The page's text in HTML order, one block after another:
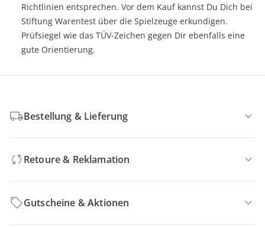
Richtlinien entsprechen. Vor dem Kauf kannst Du Dich bei
Stiftung Warentest über die Spielzeuge erkundigen.
Prüfsiegel wie das TÜV-Zeichen gegen Dir ebenfalls eine
gute Orientierung.
Bestellung & Lieferung
Retoure & Reklamation
Gutscheine & Aktionen